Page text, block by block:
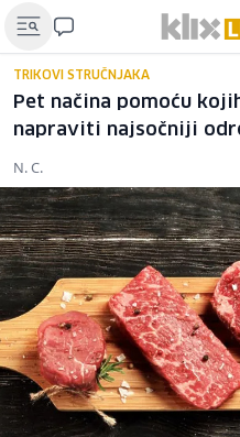
TRIKOVI STRUČNJAKA
Pet načina pomoću
napraviti najsočniji
N. C.